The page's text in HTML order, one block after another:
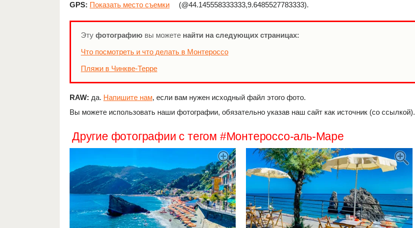
GPS: Показать место съемки (@44.145558333333,9.6485527783333).
Эту фотографию вы можете найти на следующих страницах:
Что посмотреть и что делать в Монтероссо
Пляжи в Чинкве-Терре
RAW: да. Напишите нам, если вам нужен исходный файл этого фото.
Вы можете использовать наши фотографии, обязательно указав наш сайт как источник (со ссылкой).
Другие фотографии с тегом #Монтероссо-аль-Маре